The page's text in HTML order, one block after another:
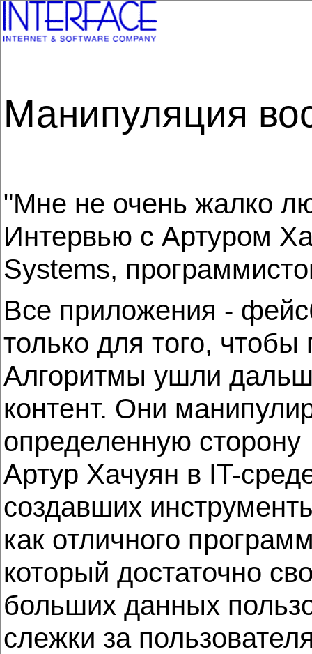
Манипуляция
"Мне не очень жалко
Интервью с Артуром
Systems,
Все приложения -
только для того,
Алгоритмы ушли
контент. Они
определенную сторону
Артур Хачуян в IT-
создавших
как отличного
который достаточно
больших данных
слежки за